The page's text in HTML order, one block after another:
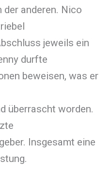
der anderen. Nico
jeweils ein
durfte
beweisen, was er
überrascht worden.
Insgesamt eine